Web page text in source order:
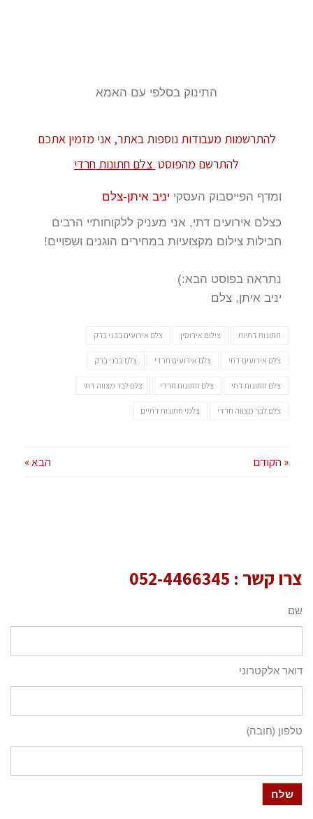
התינוק בסלפי עם האמא
להתרשמות מעבודות נוספות באתר, אני מזמין אתכם
להתרשם מהפוסט צלם חתונות חרדי
ומדף הפייסבוק העסקי יניב איתן-צלם
כצלם אירועים דתי, אני מעניק ללקוחותיי הרבים
חבילות צילום מקצועיות במחירים הוגנים ושפויים!
נתראה בפוסט הבא:)
יניב איתן, צלם
חתונות דתיות צילום אירוסין צלם אירועים בבני ברק
צלם אירועים דתי צלם אירועים חרדי צלם בבני ברק
צלם חתונות דתי צלם חתונות חרדי צלם לבר מצווה דתי
צלם לבר מצווה חרדי צלמי חתונות דתיים
« הקודם הבא »
צרו קשר : 052-4466345
שם
דואר אלקטרוני
טלפון (חובה)